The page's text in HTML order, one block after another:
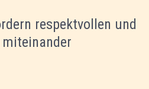
respektvollen und
miteinander